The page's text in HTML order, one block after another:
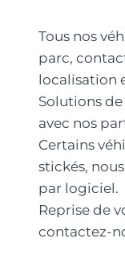
Tous nos
parc,
localisation
Solutions
avec nos
Certains
stickés,
par logiciel.
Reprise de
contactez-